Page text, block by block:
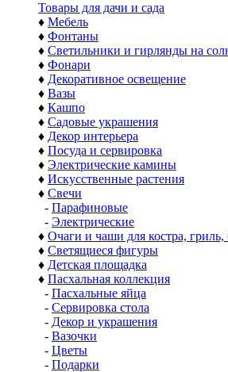
Товары для дачи и сада
♦ Мебель
♦ Фонтаны
♦ Светильники и гирлянды на
♦ Фонари
♦ Декоративное освещение
♦ Вазы
♦ Кашпо
♦ Садовые украшения
♦ Декор интерьера
♦ Посуда и сервировка
♦ Электрические камины
♦ Искусственные растения
♦ Свечи
- Парафиновые
- Электрические
♦ Очаги и чаши для костра,
♦ Светящиеся фигуры
♦ Детская площадка
♦ Пасхальная коллекция
- Пасхальные яйца
- Сервировка стола
- Декор и украшения
- Вазочки
- Цветы
- Подарки